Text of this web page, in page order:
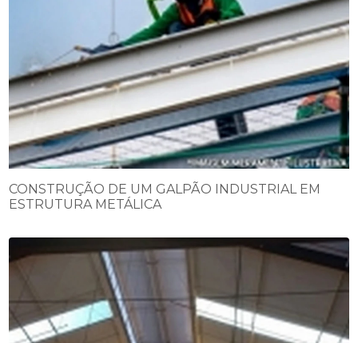
CONSTRUÇÃO DE UM GALPÃO INDUSTRIAL EM
ESTRUTURA METÁLICA